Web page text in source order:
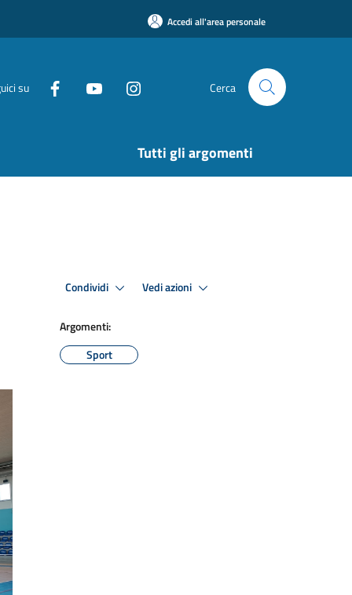
Accedi all'area personale
su Cerca
Tutti gli argomenti
Condividi Vedi azioni
Argomenti:
Sport